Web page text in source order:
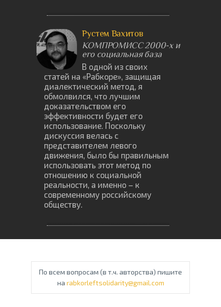
Рустем Вахитов
КОМПРОМИСС 2000-х и
его социальная база
В одной из своих
статей на «Рабкоре», защищая
диалектический метод, я
обмолвился, что лучшим
доказательством его
эффективности будет его
использование. Поскольку
дискуссия велась с
представителем левого
движения, было бы правильным
использовать этот метод по
отношению к социальной
реальности, а именно – к
современному российскому
обществу.
По всем вопросам (в т.ч. авторства) пишите
на rabkorleftsolidarity@gmail.com